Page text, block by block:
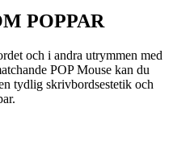
POPPAR
och i andra utrymmen med
POP Mouse kan du
tydlig skrivbordsestetik och